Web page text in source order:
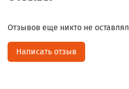
Отзывов еще никто не оставлял
Написать отзыв